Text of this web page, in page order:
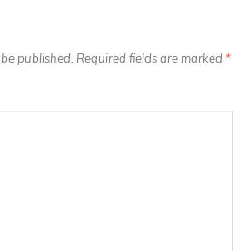
published. Required fields are marked *